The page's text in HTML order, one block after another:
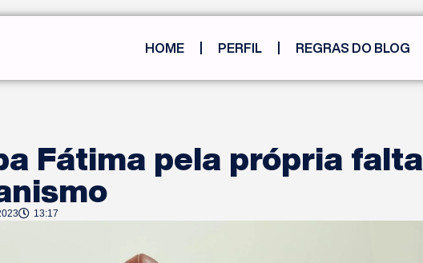
HOME PERFIL REGRAS DO BLOG
Fátima pela própria falta
13:17